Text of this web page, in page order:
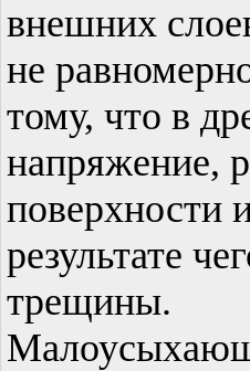
внешних
не
тому, что в
напряжение,
поверхности
результате
трещины.